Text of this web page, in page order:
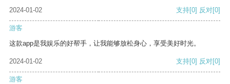
2024-01-02
支持[0] 反对[0]
游客
这款app是我娱乐的好帮手，让我能够放松身心，享受美好时光。
2024-01-02 支持[0] 反对[0]
游客